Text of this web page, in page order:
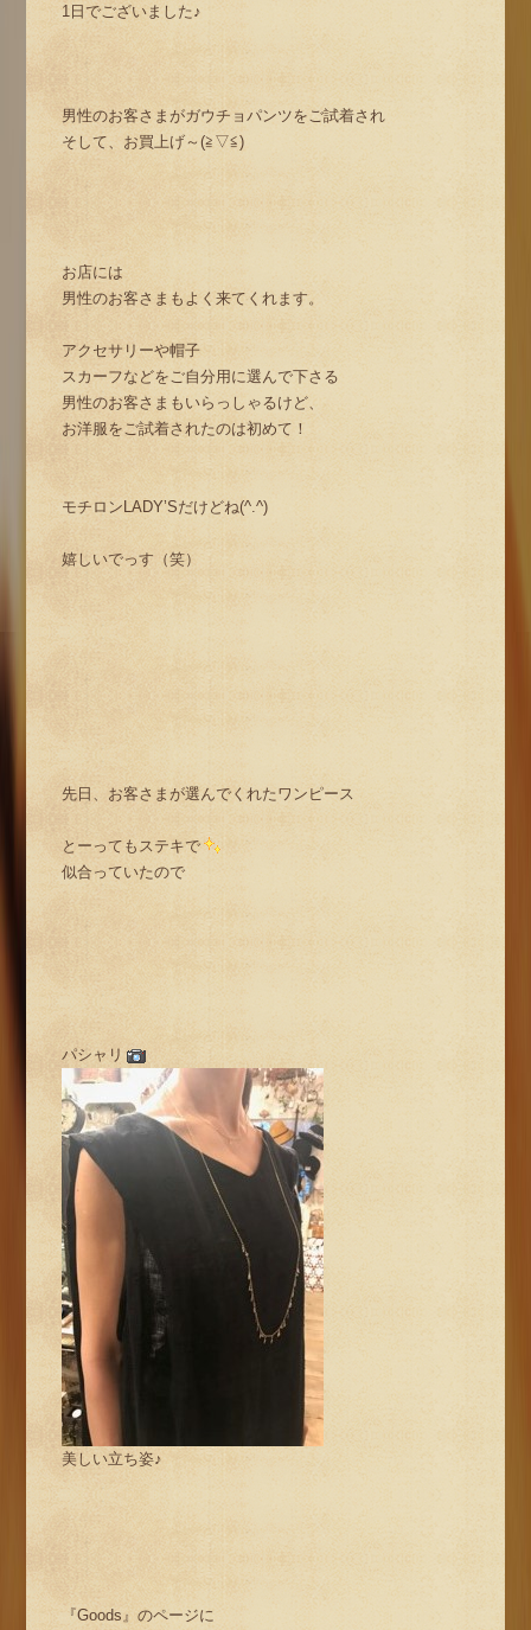
1日でございました♪
男性のお客さまがガウチョパンツをご試着され
そして、お買上げ～(≧▽≦)
お店には
男性のお客さまもよく来てくれます。
アクセサリーや帽子
スカーフなどをご自分用に選んで下さる
男性のお客さまもいらっしゃるけど、
お洋服をご試着されたのは初めて！
モチロンLADY’Sだけどね(^.^)
嬉しいでっす（笑）
先日、お客さまが選んでくれたワンピース
とーってもステキで
似合っていたので
パシャリ
美しい立ち姿♪
『Goods』のページに